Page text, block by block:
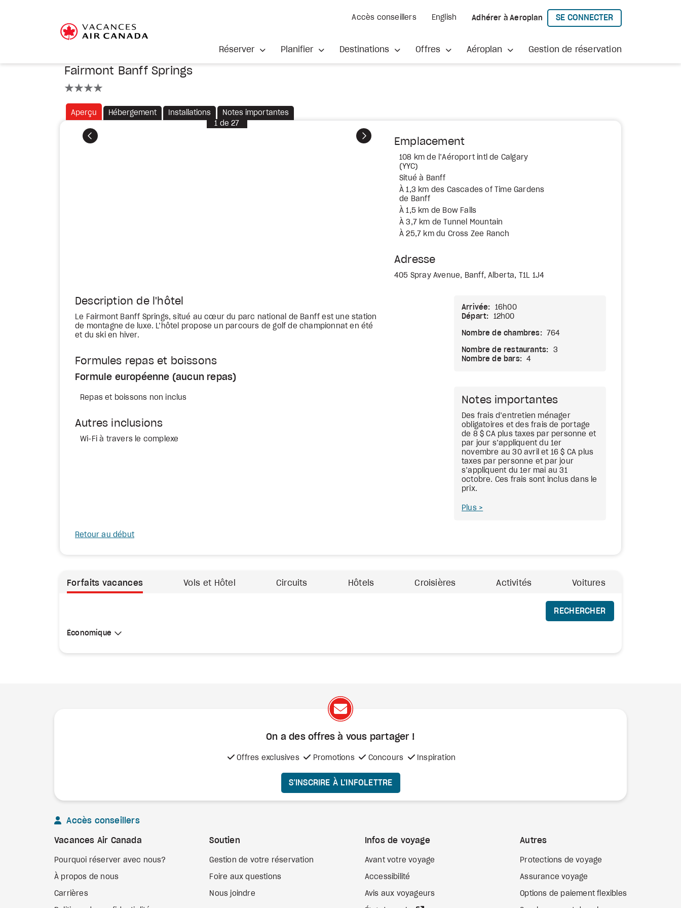
Accès conseillers English Adhérer à Aeroplan
SE CONNECTER
À AEROPLAN
Réserver Planifier Destinations Offres Aéroplan Gestion de réservation
Fairmont Banff Springs
Aperçu Hébergement Installations Notes importantes
Précédent Suivant
1 de27
Emplacement
108 km de l’Aéroport intl de Calgary
(YYC)
Situé à Banff
À 1,3 km des Cascades of Time Gardens
de Banff
À 1,5 km de Bow Falls
À 3,7 km de Tunnel Mountain
À 25,7 km du Cross Zee Ranch
Adresse
405 Spray Avenue, Banff, Alberta, T1L 1J4
Description de l'hôtel
Le Fairmont Banff Springs, situé au cœur du parc national de Banff est une station
de montagne de luxe. L’hôtel propose un parcours de golf de championnat en été
et du ski en hiver.
Formules repas et boissons
Formule européenne (aucun repas)
Repas et boissons non inclus
Autres inclusions
Wi-Fi à travers le complexe
Arrivée:
16h00
Départ:
12h00
Nombre de chambres: 764
Nombre de restaurants:
3
Nombre de bars:
4
Notes importantes
Des frais d’entretien ménager
obligatoires et des frais de portage
de 8 $ CA plus taxes par personne et
par jour s’appliquent du 1er
novembre au 30 avril et 16 $ CA plus
taxes par personne et par jour
s’appliquent du 1er mai au 31
octobre. Ces frais sont inclus dans le
prix.
Plus
Retour au début
Forfaits vacances Vols et Hôtel Circuits Hôtels Croisières Activités Voitures
Sélectionner une cabine
Économique
Économique
RECHERCHER
On a des offres à vous partager !
Offres exclusives Promotions Concours Inspiration
S’INSCRIRE À L’INFOLETTRE
Accès conseillers
Vacances Air Canada
Pourquoi réserver avec nous?
À propos de nous
Carrières
Soutien
Gestion de votre réservation
Foire aux questions
Nous joindre
Infos de voyage
Avant votre voyage
Accessibilité
Avis aux voyageurs
Autres
Protections de voyage
Assurance voyage
Options de paiement flexibles